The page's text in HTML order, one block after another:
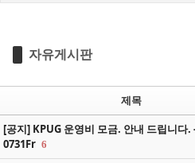
자유게시판
제목
[공지] KPUG 운영비 모금. 안내 드립니
0731Fr 6